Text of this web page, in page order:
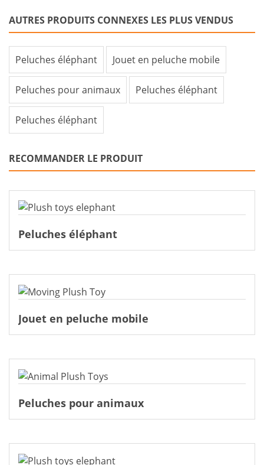
AUTRES PRODUITS CONNEXES LES PLUS VENDUS
Peluches éléphant Jouet en peluche mobile
Peluches pour animaux Peluches éléphant
Peluches éléphant
RECOMMANDER LE PRODUIT
Peluches éléphant
Jouet en peluche mobile
Peluches pour animaux